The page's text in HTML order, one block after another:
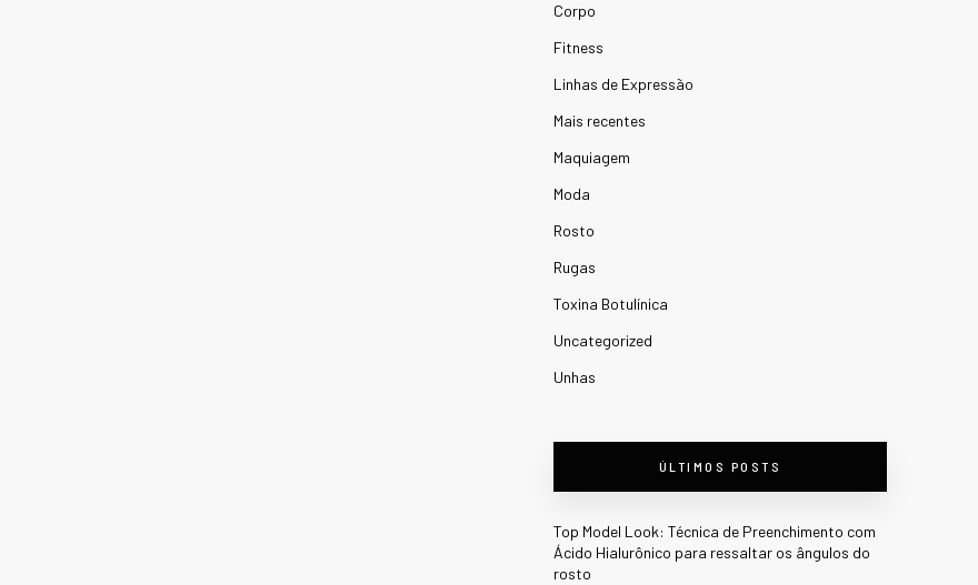
Corpo
Fitness
Linhas de Expressão
Mais recentes
Maquiagem
Moda
Rosto
Rugas
Toxina Botulínica
Uncategorized
Unhas
ÚLTIMOS POSTS
Top Model Look: Técnica de Preenchimento com
Ácido Hialurônico para ressaltar os ângulos do
rosto